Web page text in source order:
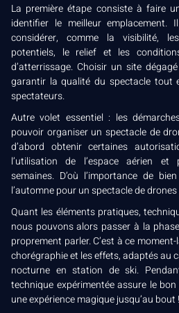
La première étape consiste à faire
identifier le meilleur
considérer, comme la visibilité,
potentiels, le relief et les
d’atterrissage. Choisir un site
garantir la qualité du spectacle tout
spectateurs.
Autre volet essentiel : les
pouvoir organiser un spectacle de
d’abord obtenir certaines
l’utilisation de l’espace aérien et
semaines. D’où l’importance de
l’automne pour un spectacle de drones
Quant les éléments pratiques,
nous pouvons alors passer à la
proprement parler. C’est à ce
chorégraphie et les effets, adaptés au
nocturne en station de ski.
technique expérimentée assure le
une expérience magique jusqu’au bout !